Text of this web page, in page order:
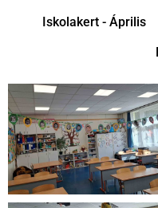
Iskolakert - Április